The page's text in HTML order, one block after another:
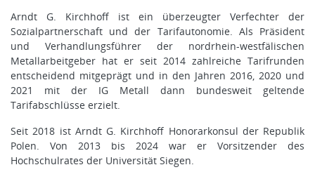
Arndt G. Kirchhoff ist ein überzeugter Verfechter der
Sozialpartnerschaft und der Tarifautonomie. Als Präsident
und Verhandlungsführer der nordrhein-westfälischen
Metallarbeitgeber hat er seit 2014 zahlreiche Tarifrunden
entscheidend mitgeprägt und in den Jahren 2016, 2020 und
2021 mit der IG Metall dann bundesweit geltende
Tarifabschlüsse erzielt.
Seit 2018 ist Arndt G. Kirchhoff Honorarkonsul der Republik
Polen. Von 2013 bis 2024 war er Vorsitzender des
Hochschulrates der Universität Siegen.